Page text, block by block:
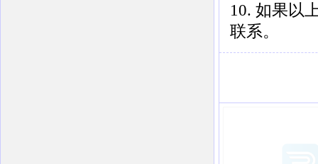
10. 如果以
联系。